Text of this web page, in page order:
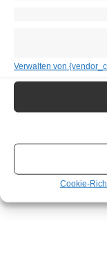
Verwalten von
Cookie-